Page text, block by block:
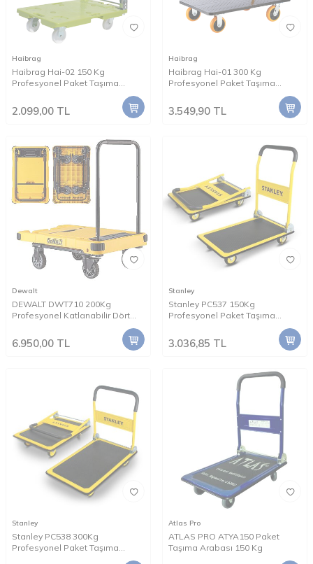
Haibrag
Haibrag Hai-02 150 Kg
Profesyonel Paket Taşıma
2.099,00 TL
Haibrag
Haibrag Hai-01 300 Kg
Profesyonel Paket Taşıma
3.549,90 TL
Dewalt
DEWALT DWT710 200Kg
Profesyonel Katlanabilir Dört
Tekerlekli Yük ve Paket Taşıma
Arabası
6.950,00 TL
Stanley
Stanley PC537 150Kg
Profesyonel Paket Taşıma
3.036,85 TL
Stanley
Stanley PC538 300Kg
Profesyonel Paket Taşıma
Atlas Pro
ATLAS PRO ATYA150 Paket
Taşıma Arabası 150 Kg